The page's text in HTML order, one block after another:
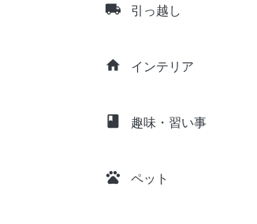
local_shipping 引っ越し
home インテリア
class 趣味・習い事
pets ペット